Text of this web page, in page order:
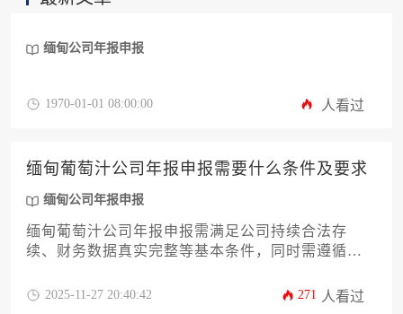
缅甸公司年报申报
1970-01-01 08:00:00 人看过
缅甸葡萄汁公司年报申报需要什么条件及要求
缅甸公司年报申报
缅甸葡萄汁公司年报申报需满足公司持续合法存
续、财务数据真实完整等基本条件，同时需遵循缅
及材料准备、在线提交和合规审查等环节，企业需
2025-11-27 20:40:42 271 人看过